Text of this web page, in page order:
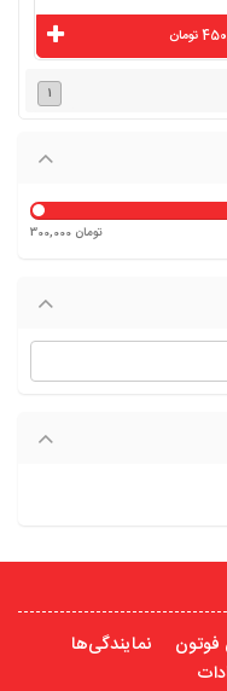
300,000 تومان
تومان
1
فوتون
نمایندگی‌ها